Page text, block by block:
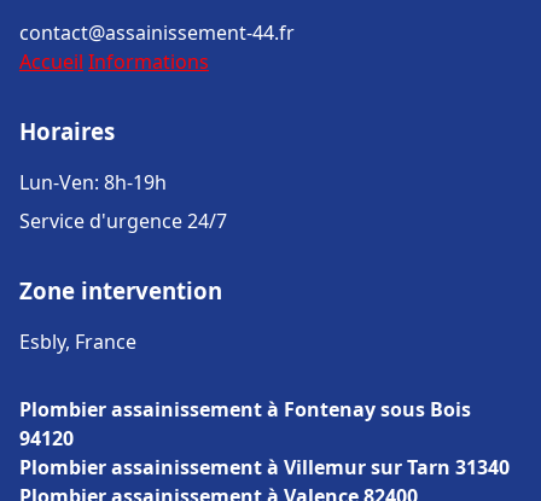
contact@assainissement-44.fr
Accueil Informations
Horaires
Lun-Ven: 8h-19h
Service d'urgence 24/7
Zone intervention
Esbly, France
Plombier assainissement à Fontenay sous Bois
94120
Plombier assainissement à Villemur sur Tarn 31340